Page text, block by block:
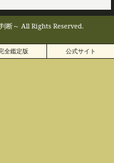
断～ All Rights Reserved.
全鑑定版 公式サイト